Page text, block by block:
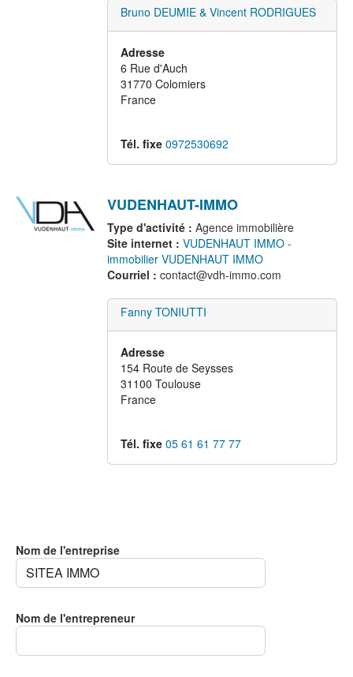
Nom de l'entreprise
Nom de l'entrepreneur
Bruno DEUMIE & Vincent RODRIGUES
Adresse
6 Rue d'Auch
31770 Colomiers
France
Tél. fixe 0972530692
VUDENHAUT-IMMO
Type d'activité : Agence immobilière
Site internet : VUDENHAUT IMMO -
immobilier VUDENHAUT IMMO
Courriel : contact@vdh-immo.com
Fanny TONIUTTI
Adresse
154 Route de Seysses
31100 Toulouse
France
Tél. fixe 05 61 61 77 77